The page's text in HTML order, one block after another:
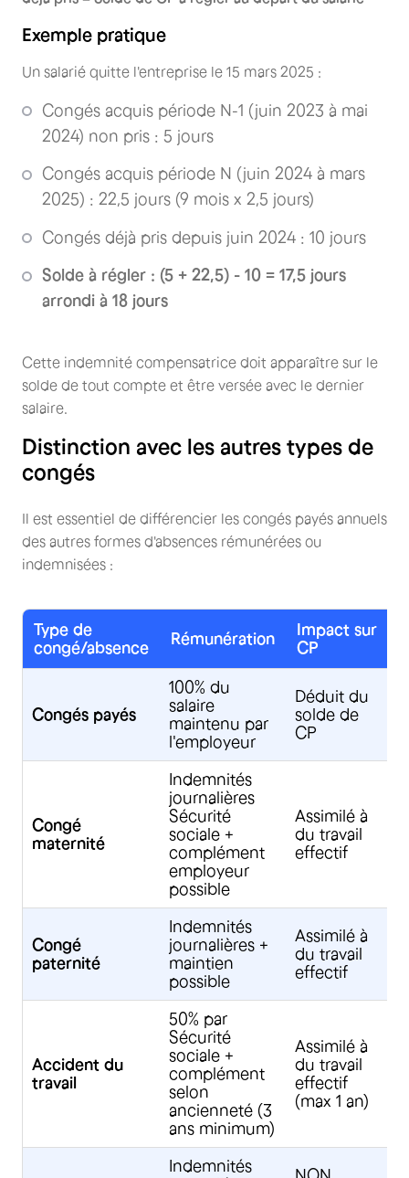
Exemple pratique
Un salarié quitte l'entreprise le 15 mars 2025 :
Congés acquis période N-1 (juin 2023 à mai
2024) non pris : 5 jours
Congés acquis période N (juin 2024 à mars
2025) : 22,5 jours (9 mois x 2,5 jours)
Congés déjà pris depuis juin 2024 : 10 jours
Solde à régler : (5 + 22,5) - 10 = 17,5 jours
arrondi à 18 jours
Cette indemnité compensatrice doit apparaître sur le
solde de tout compte et être versée avec le dernier
salaire.
Distinction avec les autres types de
congés
Il est essentiel de différencier les congés payés annuels
des autres formes d'absences rémunérées ou
indemnisées :
Type de
congé/absence
Rémunération
Impact sur
CP
Congés payés
100% du
salaire
maintenu par
l'employeur
Déduit du
solde de
CP
Congé
maternité
Indemnités
journalières
Sécurité
sociale +
complément
employeur
possible
Assimilé à
du travail
effectif
Congé
paternité
Indemnités
journalières +
maintien
possible
Assimilé à
du travail
effectif
Accident du
travail
50% par
Sécurité
sociale +
complément
selon
ancienneté (3
ans minimum)
Assimilé à
du travail
effectif
(max 1 an)
Indemnités